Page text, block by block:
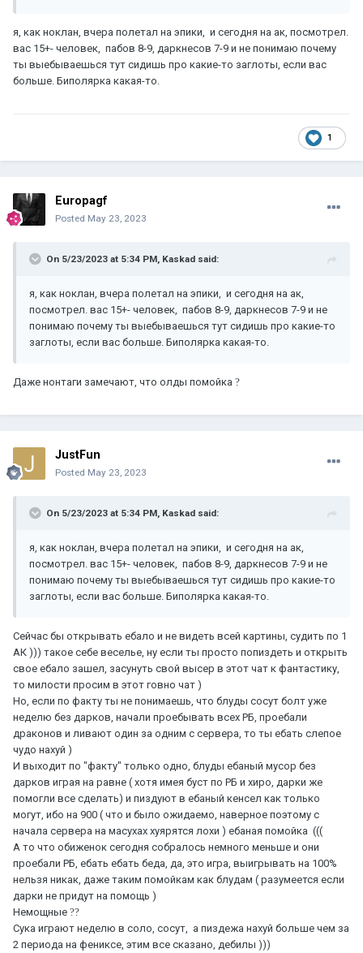
я, как ноклан, вчера полетал на эпики, и сегодня на ак, посмотрел.
вас 15+- человек, пабов 8-9, даркнесов 7-9 и не понимаю почему
ты выебываешься тут сидишь про какие-то заглоты, если вас
больше. Биполярка какая-то.
1
Europagf
Posted May 23, 2023
On 5/23/2023 at 5:34 PM, Kaskad said:
я, как ноклан, вчера полетал на эпики, и сегодня на ак,
посмотрел. вас 15+- человек, пабов 8-9, даркнесов 7-9 и не
понимаю почему ты выебываешься тут сидишь про какие-то
заглоты, если вас больше. Биполярка какая-то.
Даже нонтаги замечают, что олды помойка ?
JustFun
Posted May 23, 2023
On 5/23/2023 at 5:34 PM, Kaskad said:
я, как ноклан, вчера полетал на эпики, и сегодня на ак,
посмотрел. вас 15+- человек, пабов 8-9, даркнесов 7-9 и не
понимаю почему ты выебываешься тут сидишь про какие-то
заглоты, если вас больше. Биполярка какая-то.
Сейчас бы открывать ебало и не видеть всей картины, судить по 1
АК ))) такое себе веселье, ну если ты просто попиздеть и открыть
свое ебало зашел, засунуть свой высер в этот чат к фантастику,
то милости просим в этот говно чат )
Но, если по факту ты не понимаешь, что блуды сосут болт уже
неделю без дарков, начали проебывать всех РБ, проебали
драконов и ливают один за одним с сервера, то ты ебать слепое
чудо нахуй )
И выходит по "факту" только одно, блуды ебаный мусор без
дарков играя на равне ( хотя имея буст по РБ и хиро, дарки же
помогли все сделать) и пиздуют в ебаный кенсел как только
могут, ибо на 900 ( что и было ожидаемо, наверное поэтому с
начала сервера на масухах хуярятся лохи ) ебаная помойка (((
А то что обиженок сегодня собралось немного меньше и они
проебали РБ, ебать ебать беда, да, это игра, выигрывать на 100%
нельзя никак, даже таким помойкам как блудам ( разумеется если
дарки не придут на помощь )
Немощные ??
Сука играют неделю в соло, сосут, а пиздежа нахуй больше чем за
2 периода на фениксе, этим все сказано, дебилы )))